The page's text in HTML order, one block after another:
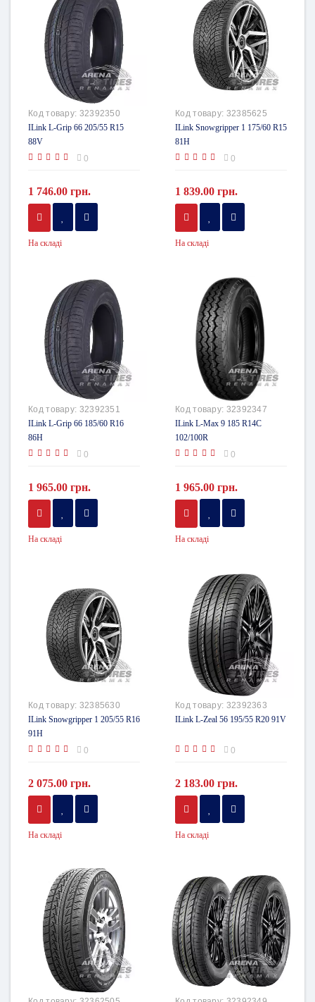
Код товару: 32392350
ILink L-Grip 66 205/55 R15
88V
0
1 746.00 грн.
На складі
Код товару: 32385625
ILink Snowgripper 1 175/60 R15
81H
0
1 839.00 грн.
На складі
Код товару: 32392351
ILink L-Grip 66 185/60 R16
86H
0
1 965.00 грн.
На складі
Код товару: 32392347
ILink L-Max 9 185 R14C
102/100R
0
1 965.00 грн.
На складі
Код товару: 32385630
ILink Snowgripper 1 205/55 R16
91H
0
2 075.00 грн.
На складі
Код товару: 32392363
ILink L-Zeal 56 195/55 R20 91V
0
2 183.00 грн.
На складі